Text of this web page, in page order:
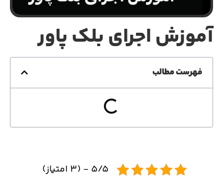
آموزش اجرای بلک پاور
فهرست مطالب
۵/۵ - (۳ امتیاز)